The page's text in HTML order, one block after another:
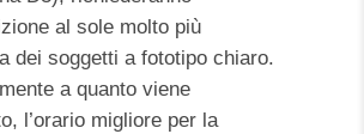
al sole molto più
dei soggetti a fototipo chiaro.
a quanto viene
l’orario migliore per la